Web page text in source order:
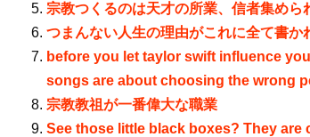
宗教つくるのは天才の所業、信者集めら
つまんない人生の理由がこれに全て書か
before you let taylor swift influence
songs are about choosing the wrong
宗教教祖が一番偉大な職業
See those little black boxes? They are